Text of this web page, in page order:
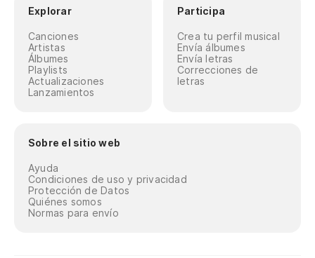
Explorar
Canciones
Artistas
Álbumes
Playlists
Actualizaciones
Lanzamientos
Participa
Crea tu perfil musical
Envía álbumes
Envía letras
Correcciones de
letras
Sobre el sitio web
Ayuda
Condiciones de uso y privacidad
Protección de Datos
Quiénes somos
Normas para envío